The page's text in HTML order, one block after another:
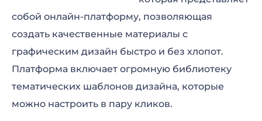
собой онлайн-платформу, позволяющая
создать качественные материалы с
графическим дизайн быстро и без хлопот.
Платформа включает огромную библиотеку
тематических шаблонов дизайна, которые
можно настроить в пару кликов.